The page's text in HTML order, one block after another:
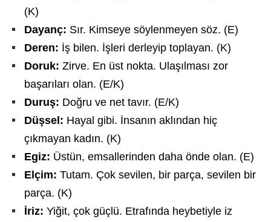
(K)
Dayanç: Sır. Kimseye söylenmeyen söz. (E)
Deren: İş bilen. İşleri derleyip toplayan. (K)
Doruk: Zirve. En üst nokta. Ulaşılması zor
başarıları olan. (E/K)
Duruş: Doğru ve net tavır. (E/K)
Düşsel: Hayal gibi. İnsanın aklından hiç
çıkmayan kadın. (K)
Egiz: Üstün, emsallerinden daha önde olan. (E)
Elçim: Tutam. Çok sevilen, bir parça, sevilen bir
parça. (K)
İriz: Yiğit, çok güçlü. Etrafında heybetiyle iz